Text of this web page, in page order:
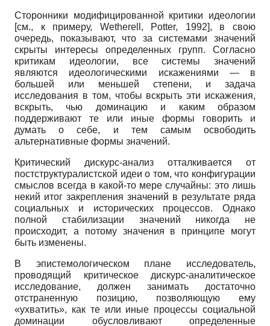
Сторонники модифицированной критики идеологии
[см., к примеру, Wetherell, Potter, 1992], в свою
очередь, показывают, что за системами значений
скрыты интересы определенных групп. Согласно
критикам идеологии, все системы значений
являются идеологическими искажениями — в
большей или меньшей степени, и задача
исследования в том, чтобы вскрыть эти искажения,
вскрыть, чью доминацию и каким образом
поддерживают те или иные формы говорить и
думать о себе, и тем самым освободить
альтернативные формы значений.
Критический дискурс-анализ отталкивается от
постструктуралистской идеи о том, что конфигурации
смыслов всегда в какой-то мере случайны: это лишь
некий итог закрепления значений в результате ряда
социальных и исторических процессов. Однако
полной стабилизации значений никогда не
происходит, а потому значения в принципе могут
быть изменены.
В эпистемологическом плане исследователь,
проводящий критическое дискурс-аналитическое
исследование, должен занимать достаточно
отстраненную позицию, позволяющую ему
«ухватить», как те или иные процессы социальной
доминации обусловливают определенные